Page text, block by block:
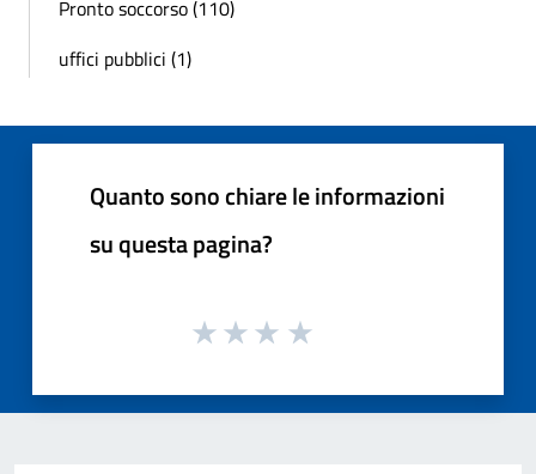
Pronto soccorso (110)
uffici pubblici (1)
Quanto sono chiare le informazioni
su questa pagina?